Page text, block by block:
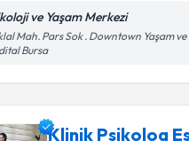
ve Yaşam Merkezi
Mah. Pars Sok . Downtown Yaşam
Bursa
Klinik Psikolog